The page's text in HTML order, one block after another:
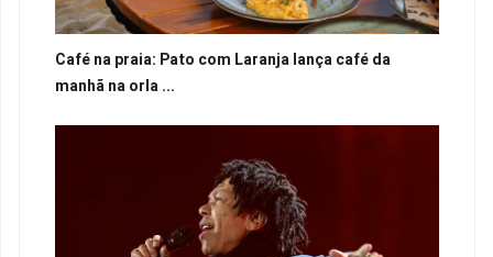
Café na praia: Pato com Laranja lança café da
manhã na orla ...